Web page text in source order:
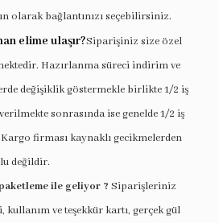
olarak bağlantınızı seçebilirsiniz.
elime ulaşır?Siparişiniz size özel
Hazırlanma süreci indirim ve
değişiklik göstermekle birlikte 1/2 iş
sonrasında ise genelde 1/2 iş
firması kaynaklı gecikmelerden
değildir.
ile geliyor ? Siparişleriniz
kullanım ve teşekkür kartı, gerçek gül